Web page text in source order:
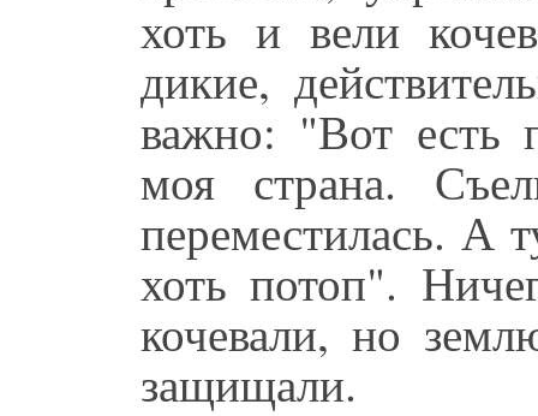
хоть и вели
дикие,
важно: "Вот есть
моя страна.
переместилась. А
хоть потоп".
кочевали, но
защищали.